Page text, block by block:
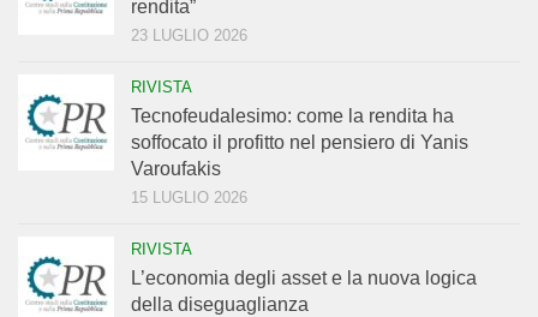
rendita”
23 LUGLIO 2026
RIVISTA
Tecnofeudalesimo: come la rendita ha
soffocato il profitto nel pensiero di Yanis
Varoufakis
15 LUGLIO 2026
RIVISTA
L’economia degli asset e la nuova logica
della diseguaglianza